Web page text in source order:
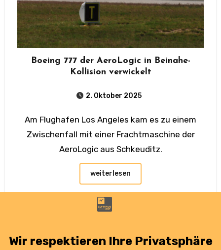
Boeing 777 der AeroLogic in Beinahe-
Kollision verwickelt
2. Oktober 2025
Am Flughafen Los Angeles kam es zu einem
Zwischenfall mit einer Frachtmaschine der
AeroLogic aus Schkeuditz.
weiterlesen